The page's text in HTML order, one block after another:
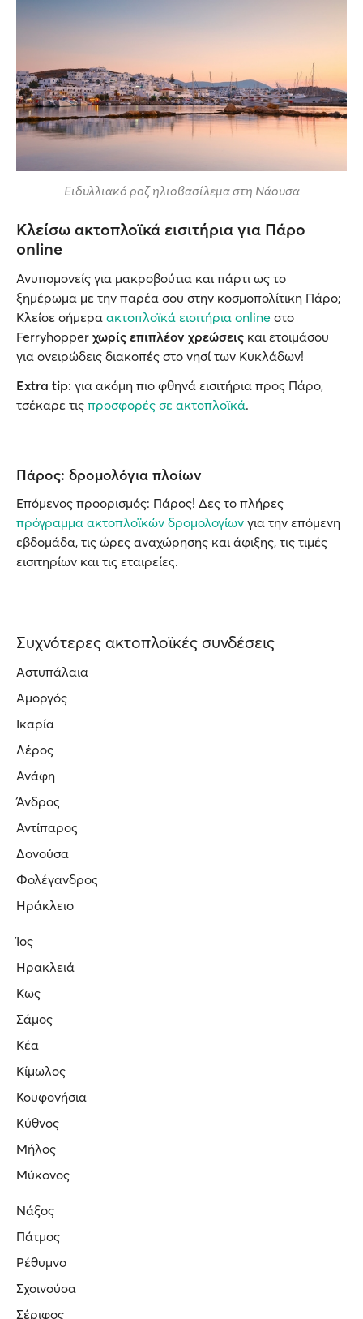
Ειδυλλιακό ροζ ηλιοβασίλεμα στη Νάουσα
Κλείσω ακτοπλοϊκά εισιτήρια για Πάρο
online
Ανυπομονείς για μακροβούτια και πάρτι ως το
ξημέρωμα με την παρέα σου στην κοσμοπολίτικη Πάρο;
Κλείσε σήμερα ακτοπλοϊκά εισιτήρια online στο
Ferryhopper χωρίς επιπλέον χρεώσεις και ετοιμάσου
για ονειρώδεις διακοπές στο νησί των Κυκλάδων!
Extra tip: για ακόμη πιο φθηνά εισιτήρια προς Πάρο,
τσέκαρε τις προσφορές σε ακτοπλοϊκά.
Πάρος: δρομολόγια πλοίων
Επόμενος προορισμός: Πάρος! Δες το πλήρες
πρόγραμμα ακτοπλοϊκών δρομολογίων για την επόμενη
εβδομάδα, τις ώρες αναχώρησης και άφιξης, τις τιμές
εισιτηρίων και τις εταιρείες.
Συχνότερες ακτοπλοϊκές συνδέσεις
Αστυπάλαια
Αμοργός
Ικαρία
Λέρος
Ανάφη
Άνδρος
Αντίπαρος
Δονούσα
Φολέγανδρος
Ηράκλειο
Ίος
Ηρακλειά
Κως
Σάμος
Κέα
Κίμωλος
Κουφονήσια
Κύθνος
Μήλος
Μύκονος
Νάξος
Πάτμος
Ρέθυμνο
Σχοινούσα
Σέριφος